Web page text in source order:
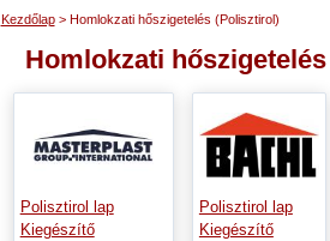
Kezdőlap> Homlokzati hőszigetelés (Polisztirol)
Homlokzati hőszigetelés
Polisztirol lap
Kiegészítő
Polisztirol lap
Kiegészítő